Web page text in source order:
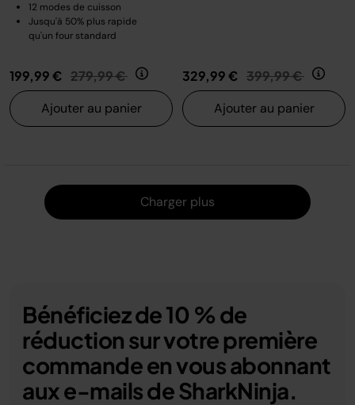
12 modes de cuisson
Jusqu'à 50% plus rapide
qu'un four standard
199,99 € Prix réduit de
279,99 € au
Ajouter au panier
329,99 € Prix réduit de
399,99 € au
Ajouter au panier
Charger plus
Bénéficiez de 10 % de
réduction sur votre première
commande en vous abonnant
aux e-mails de SharkNinja.